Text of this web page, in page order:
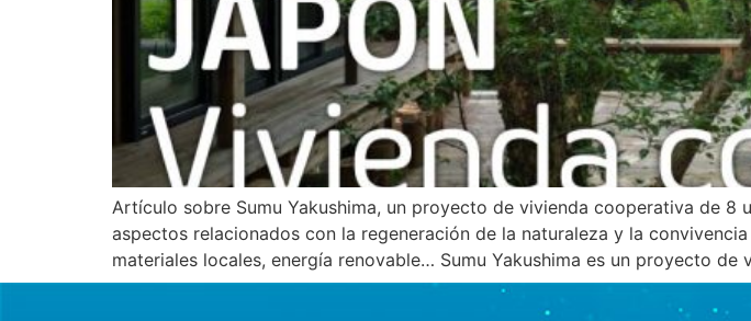
Artículo sobre Sumu Yakushima, un proyecto de vivienda cooperativa de 8
aspectos relacionados con la regeneración de la naturaleza y la
materiales locales, energía renovable… Sumu Yakushima es un proyecto de